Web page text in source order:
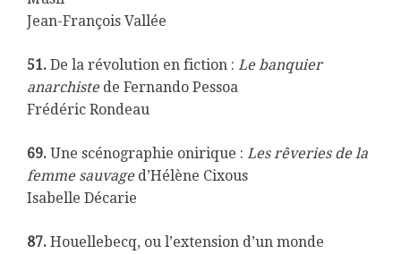
Jean-François Vallée
51. De la révolution en fiction : Le banquier
anarchistede Fernando Pessoa
Frédéric Rondeau
69. Une scénographie onirique : Les rêveries de la
femme sauvaged’Hélène Cixous
Isabelle Décarie
87. Houellebecq, ou l’extension d’un monde